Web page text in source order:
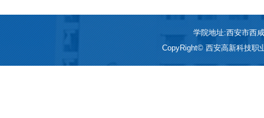
学院地址:西安市西
CopyRight© 西安高新科技职